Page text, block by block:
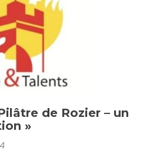
de Rozier – un
»